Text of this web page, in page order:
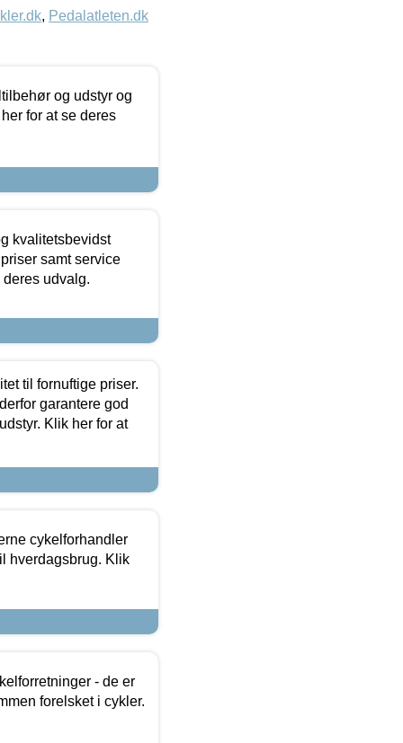
, Pedalatleten.dk
og udstyr og
for at se deres
kvalitetsbevidst
samt service
udvalg.
til fornuftige priser.
garantere god
Klik her for at
cykelforhandler
hverdagsbrug. Klik
- de er
forelsket i cykler.